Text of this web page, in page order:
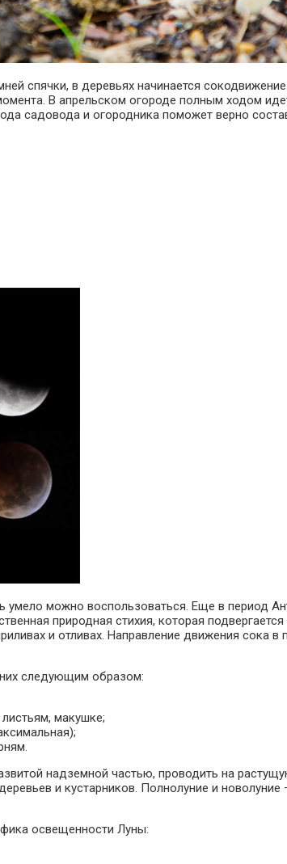
спячки, в деревьях начинается
В апрельском огороде полным ходом
садовода и огородника поможет верно
умело можно воспользоваться. Еще в период
природная стихия, которая
и отливах. Направление движения сока
следующим образом:
макушке;
надземной частью, проводить на
и кустарников. Полнолуние и новолуние
освещенности Луны: